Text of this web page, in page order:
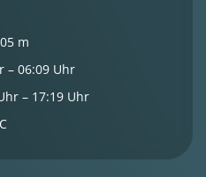
m
– 06:09 Uhr
– 17:19 Uhr